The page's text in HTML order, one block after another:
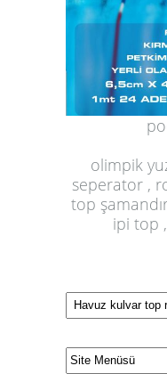
olimpik
seperator ,
top
ipi top